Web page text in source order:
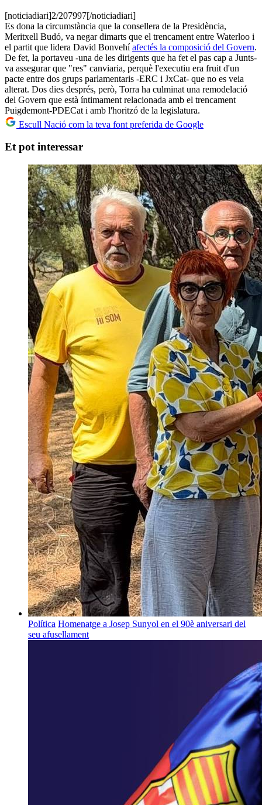
[noticiadiari]2/207997[/noticiadiari]
Es dona la circumstància que la consellera de la Presidència,
Meritxell Budó, va negar dimarts que el trencament entre Waterloo i
el partit que lidera David Bonvehíafectés la composició del Govern.
De fet, la portaveu -una de les dirigents que ha fet el pas cap a Junts-
va assegurar que "res" canviaria, perquè l'executiu era fruit d'un
pacte entre dos grups parlamentaris -ERC i JxCat- que no es veia
alterat. Dos dies després, però, Torra ha culminat una remodelació
del Govern que està íntimament relacionada amb el trencament
Puigdemont-PDECat i amb l'horitzó de la legislatura.
Escull Nació com la teva font preferida de Google
Et pot interessar
Política Homenatge a Josep Sunyol en el 90è aniversari del
seu afusellament